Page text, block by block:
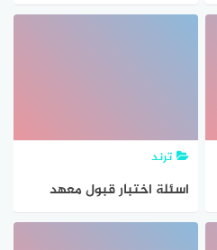
توجيهي
ترند
اسئلة اختبار قبول معهد
سرب مباشرة